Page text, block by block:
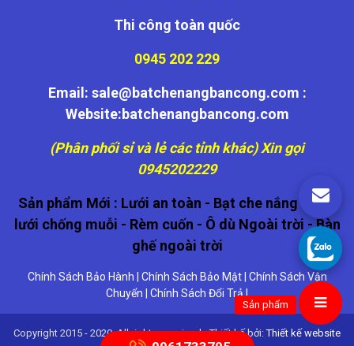
Thi công toàn quốc
0945 202 229
Email: sale@batchenangbancong.com :
Website:batchenangbancong.com
(Phân phối sỉ và lẻ các tỉnh khác) Xin gọi
0945202229
Sản phẩm Mới : Lưới an toàn - Bạt che nắng-
Cửa
lưới chống muỗi - Rèm cuốn - Ô dù Ngoài trời -Bàn
ghế ngoài trời
Chính Sách Bảo Hành Chính Sách Bảo Mật| Chính Sách Vận
Chuyển
Chính Sách Đổi Trả|
Copyright 2015 - 2020, All right reserviced - Thiết kế bởi:Thiết kế website
Sản phẩm